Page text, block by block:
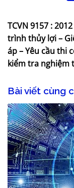
TCVN 9157 :
trình thủy lợi –
áp – Yêu cầu thi
kiểm tra nghiệm
Bài viết cùng